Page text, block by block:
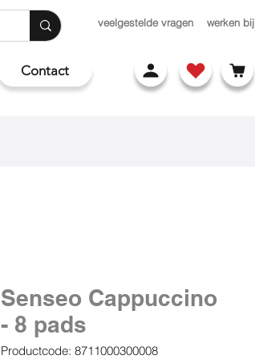
veelgestelde vragen werken bij
Contact
Senseo Cappuccino
- 8 pads
Productcode: 8711000300008